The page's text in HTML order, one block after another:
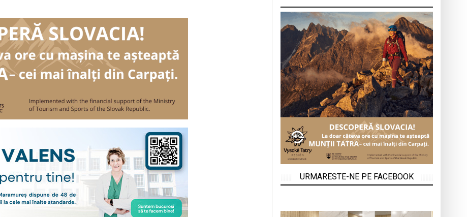
URMARESTE-NE PE FACEBOOK